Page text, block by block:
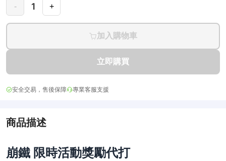
- 1 +
加入購物車
立即購買
安全交易，售後保障 專業客服支援
商品描述
崩鐵 限時活動獎勵代打